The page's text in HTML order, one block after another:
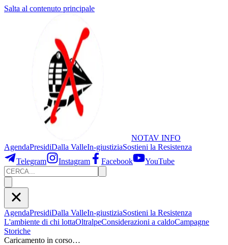
Salta al contenuto principale
NOTAV INFO
AgendaPresidiDalla ValleIn-giustiziaSostieni la Resistenza
Telegram
Instagram Facebook YouTube
AgendaPresidiDalla ValleIn-giustiziaSostieni la Resistenza
L'ambiente di chi lottaOltralpeConsiderazioni a caldoCampagne
Storiche
Caricamento in corso…